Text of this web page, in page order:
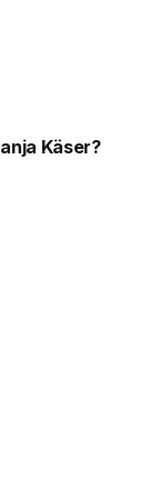
Käser?